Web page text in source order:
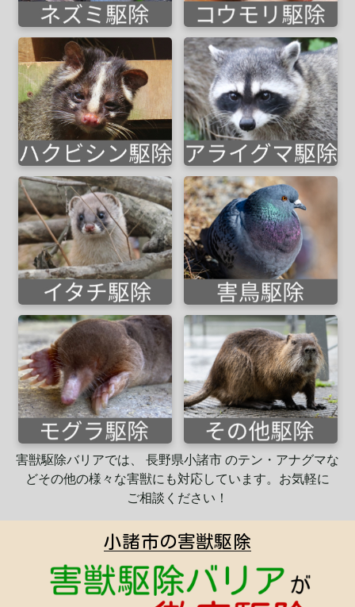
害獣駆除バリアでは、 長野県小諸市 のテン・アナグマな
どその他の様々な害獣にも対応しています。 お気軽に
ご相談ください！
小諸市の害獣駆除